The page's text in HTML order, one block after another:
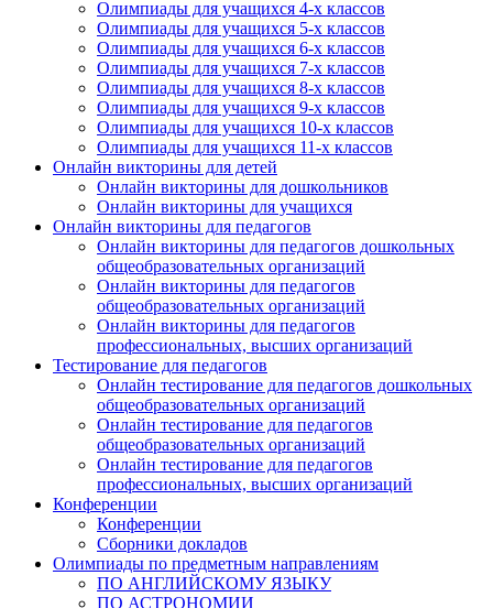
Олимпиады для учащихся 4-х классов
Олимпиады для учащихся 5-х классов
Олимпиады для учащихся 6-х классов
Олимпиады для учащихся 7-х классов
Олимпиады для учащихся 8-х классов
Олимпиады для учащихся 9-х классов
Олимпиады для учащихся 10-х классов
Олимпиады для учащихся 11-х классов
Онлайн викторины для детей
Онлайн викторины для дошкольников
Онлайн викторины для учащихся
Онлайн викторины для педагогов
Онлайн викторины для педагогов дошкольных
общеобразовательных организаций
Онлайн викторины для педагогов
общеобразовательных организаций
Онлайн викторины для педагогов
профессиональных, высших организаций
Тестирование для педагогов
Онлайн тестирование для педагогов дошкольных
общеобразовательных организаций
Онлайн тестирование для педагогов
общеобразовательных организаций
Онлайн тестирование для педагогов
профессиональных, высших организаций
Конференции
Конференции
Сборники докладов
Олимпиады по предметным направлениям
ПО АНГЛИЙСКОМУ ЯЗЫКУ
ПО АСТРОНОМИИ